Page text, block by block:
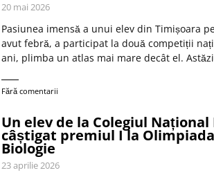
20 mai 2026
Pasiunea imensă a unui elev din Timișoara
avut febră, a participat la două competiții
ani, plimba un atlas mai mare decât el.
Fără comentarii
Un elev de la Colegiul Național
câștigat premiul I la
Biologie
23 aprilie 2026